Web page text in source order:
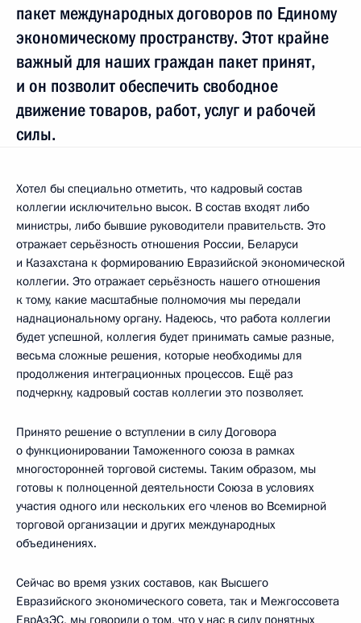
пакет международных договоров по Единому
экономическому пространству. Этот крайне
важный для наших граждан пакет принят,
и он позволит обеспечить свободное
движение товаров, работ, услуг и рабочей
силы.
Хотел бы специально отметить, что кадровый состав
коллегии исключительно высок. В состав входят либо
министры, либо бывшие руководители правительств. Это
отражает серьёзность отношения России, Беларуси
и Казахстана к формированию Евразийской экономической
коллегии. Это отражает серьёзность нашего отношения
к тому, какие масштабные полномочия мы передали
наднациональному органу. Надеюсь, что работа коллегии
будет успешной, коллегия будет принимать самые разные,
весьма сложные решения, которые необходимы для
продолжения интеграционных процессов. Ещё раз
подчеркну, кадровый состав коллегии это позволяет.
Принято решение о вступлении в силу Договора
о функционировании Таможенного союза в рамках
многосторонней торговой системы. Таким образом, мы
готовы к полноценной деятельности Союза в условиях
участия одного или нескольких его членов во Всемирной
торговой организации и других международных
объединениях.
Сейчас во время узких составов, как Высшего
Евразийского экономического совета, так и Межгоссовета
ЕврАзЭС, мы говорили о том, что у нас в силу понятных